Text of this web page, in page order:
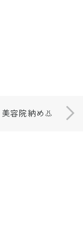
美容院納め👃